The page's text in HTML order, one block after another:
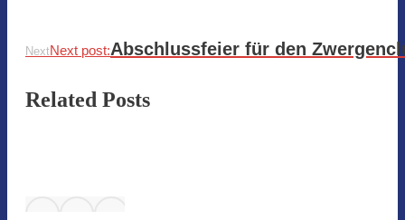
NextNext post:Abschlussfeier für den
Related Posts